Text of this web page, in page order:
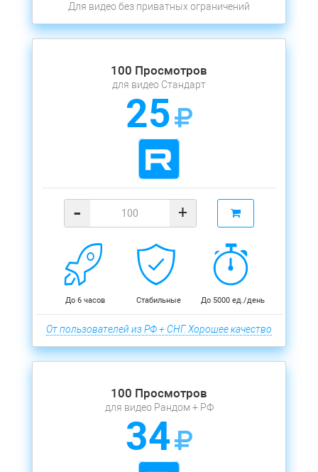
Для видео без приватных ограничений
100 Просмотров
для видео Стандарт
25
- +
До 6 часов Стабильные До 5000 ед./день
От пользователей из РФ + СНГ. Хорошее качество
100 Просмотров
для видео Рандом + РФ
34